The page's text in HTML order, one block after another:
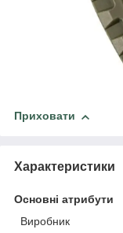
Приховати
Характеристики
Основні атрибути
Виробник